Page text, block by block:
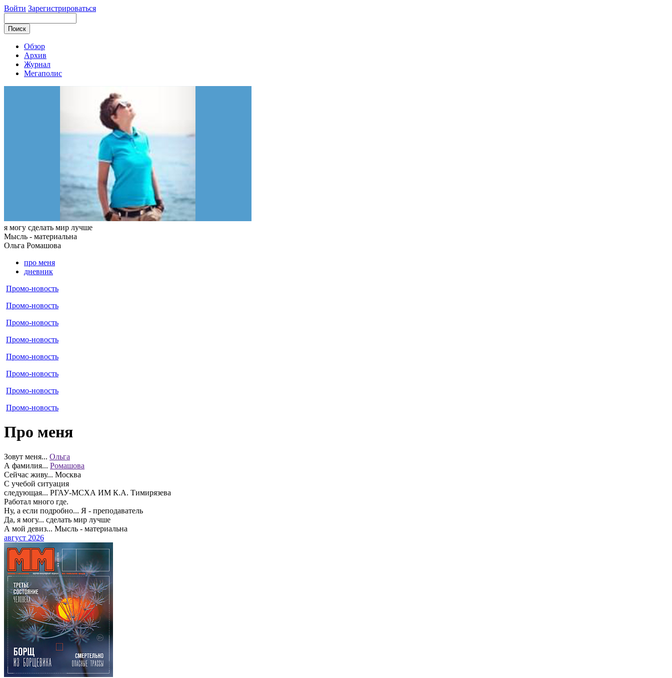
Войти Зарегистрироваться
Обзор
Архив
Журнал
Мегаполис
я могу сделать мир лучше
Мысль - материальна
Ольга Ромашова
про меня
дневник
Промо-новость
Промо-новость
Промо-новость
Промо-новость
Промо-новость
Промо-новость
Промо-новость
Промо-новость
Про меня
Зовут меня... Ольга
А фамилия... Ромашова
Сейчас живу... Москва
С учебой ситуация
следующая... РГАУ-МСХА ИМ К.А. Тимирязева
Работал много где.
Ну, а если подробно... Я - преподаватель
Да, я могу... сделать мир лучше
А мой девиз... Мысль - материальна
август 2026